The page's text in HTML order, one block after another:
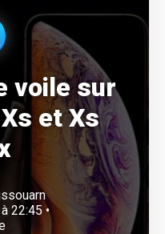
voile sur
et Xs
22:45 •